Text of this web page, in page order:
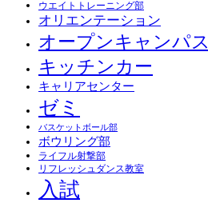
ウエイトトレーニング部
オリエンテーション
オープンキャンパス
キッチンカー
キャリアセンター
ゼミ
バスケットボール部
ボウリング部
ライフル射撃部
リフレッシュダンス教室
入試